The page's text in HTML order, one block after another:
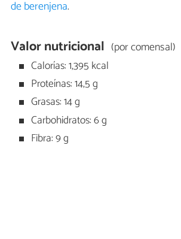
de berenjena.
Valor nutricional (por comensal)
Calorías: 1,395 kcal
Proteínas: 14,5 g
Grasas: 14 g
Carbohidratos: 6 g
Fibra: 9 g